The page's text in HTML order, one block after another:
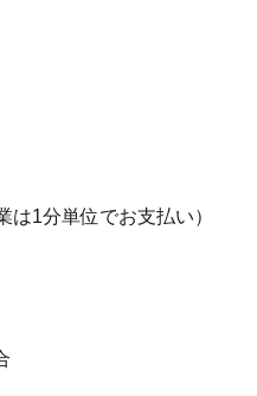
は1分単位でお支払い）